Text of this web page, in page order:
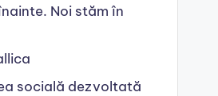
Noi stăm în
socială dezvoltată